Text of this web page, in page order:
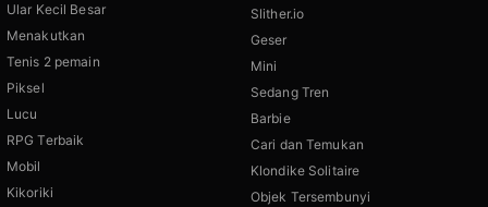
Ular Kecil Besar
Menakutkan
Tenis 2 pemain
Piksel
Lucu
RPG Terbaik
Mobil
Kikoriki
Slither.io
Geser
Mini
Sedang Tren
Barbie
Cari dan Temukan
Klondike Solitaire
Objek Tersembunyi